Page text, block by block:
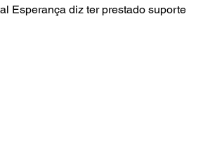
Esperança diz ter prestado suporte